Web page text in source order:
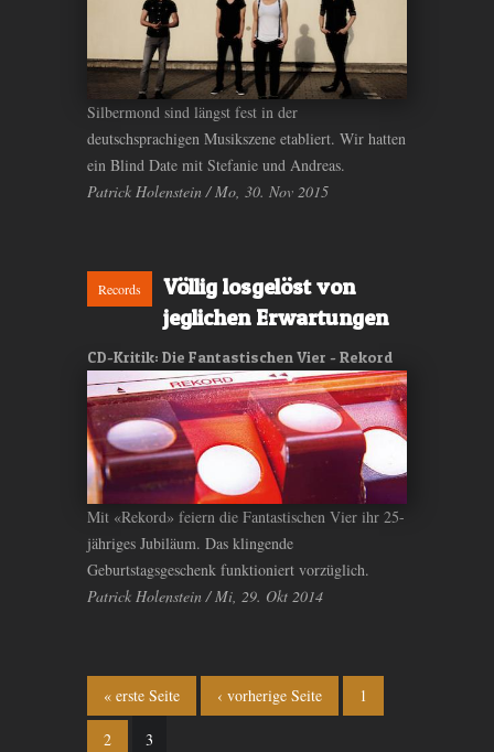
Silbermond sind längst fest in der
deutschsprachigen Musikszene etabliert. Wir hatten
ein Blind Date mit Stefanie und Andreas.
Patrick Holenstein / Mo, 30. Nov 2015
Records
Völlig losgelöst von
jeglichen Erwartungen
CD-Kritik: Die Fantastischen Vier - Rekord
Mit «Rekord» feiern die Fantastischen Vier ihr 25-
jähriges Jubiläum. Das klingende
Geburtstagsgeschenk funktioniert vorzüglich.
Patrick Holenstein / Mi, 29. Okt 2014
Seiten
« erste Seite ‹ vorherige Seite 1
2 3